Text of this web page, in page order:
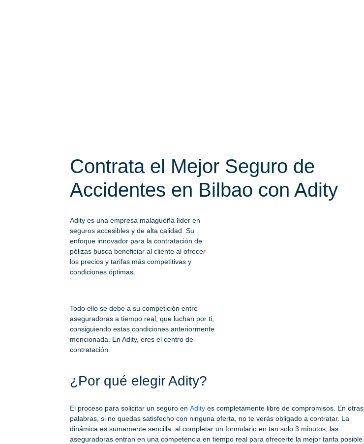
Contrata el Mejor Seguro de
Accidentes en Bilbao con Adity
Adity es una empresa malagueña líder en
seguros accesibles y de alta calidad. Su
enfoque innovador para la contratación de
pólizas busca beneficiar al cliente al ofrecer
los precios y tarifas más competitivas y
condiciones óptimas.
Todo ello se debe a su competición entre
aseguradoras a tiempo real, que luchan por ti,
consiguiendo estas condiciones anteriormente
mencionada. En Adity, eres el centro de
contratación.
¿Por qué elegir Adity?
El proceso para solicitar un seguro en Adity es completamente libre de compromisos. En otras
palabras, si no quedas satisfecho con ninguna oferta, no te verás obligado a contratar. La
dinámica es sumamente sencilla: al completar un formulario en tan solo 3 minutos, las
aseguradoras entran en una competencia en tiempo real para ofrecerte la mejor tarifa posible.